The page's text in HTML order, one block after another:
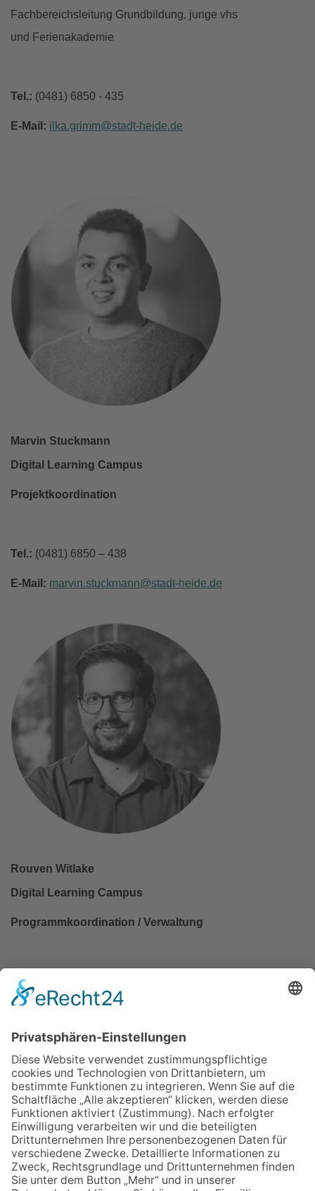
Fachbereichsleitung Grundbildung, junge vhs
und Ferienakademie
Tel.: (0481) 6850 - 435
E-Mail: ilka.grimm stadt-heide de
Marvin Stuckmann
Digital Learning Campus
Projektkoordination
Tel.: (0481) 6850 – 438
E-Mail: marvin.stuckmann stadt-heide de
Rouven Witlake
Digital Learning Campus
Programmkoordination / Verwaltung
Tel.:
Zurück